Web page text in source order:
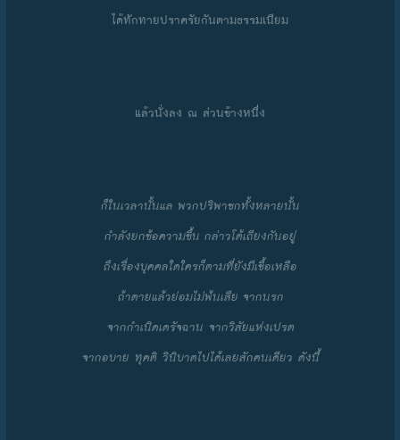
ได้ทักทายปราศรัยกันตามธรรมเนียม
แล้วนั่งลง ณ ส่วนข้างหนึ่ง
ก็ในเวลานั้นแล พวกปริพาชกทั้งหลายนั้น
กำลังยกข้อความขึ้น กล่าวโต้เถียงกันอยู่
ถึงเรื่องบุคคลใดใครก็ตามที่ยังมีเชื้อเหลือ
ถ้าตายแล้วย่อมไม่พ้นเสีย จากนรก
จากกำเนิดเดรัจฉาน จากวิสัยแห่งเปรต
จากอบาย ทุคติ วินิบาตไปได้เลยสักคนเดียว ดังนี้